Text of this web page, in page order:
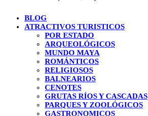
BLOG
ATRACTIVOS TURISTICOS
POR ESTADO
ARQUEOLÓGICOS
MUNDO MAYA
ROMÁNTICOS
RELIGIOSOS
BALNEARIOS
CENOTES
GRUTAS RÍOS Y CASCADAS
PARQUES Y ZOOLÓGICOS
GASTRONOMICOS